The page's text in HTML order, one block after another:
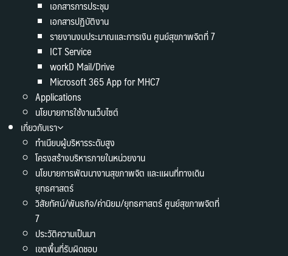
เอกสารการประชุม
เอกสารปฏิบัติงาน
รายงานงบประมาณและการเงิน ศูนย์สุขภาพจิตที่ 7
ICT Service
workD Mail/Drive
Microsoft 365 App for MHC7
Applications
นโยบายการใช้งานเว็บไซต์
เกี่ยวกับเรา
ทำเนียบผู้บริหารระดับสูง
โครงสร้างบริหารภายในหน่วยงาน
นโยบายการพัฒนางานสุขภาพจิต และแผนที่ทางเดิน
ยุทธศาสตร์
วิสัยทัศน์/พันธกิจ/ค่านิยม/ยุทธศาสตร์ ศูนย์สุขภาพจิตที่
7
ประวัติความเป็นมา
เขตพื้นที่รับผิดชอบ